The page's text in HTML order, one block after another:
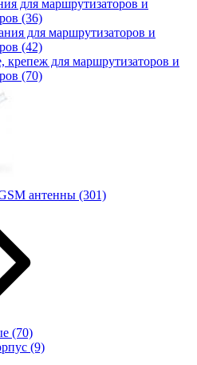
для маршрутизаторов и
(36)
для маршрутизаторов и
(42)
крепеж для маршрутизаторов и
(70)
антенны (301)
(70)
(9)